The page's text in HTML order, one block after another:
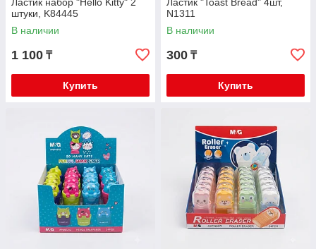
Ластик набор "Hello Kitty" 2
штуки, K84445
В наличии
1 100 ₸
Купить
Ластик "Toast Bread" 4шт,
N1311
В наличии
300 ₸
Купить